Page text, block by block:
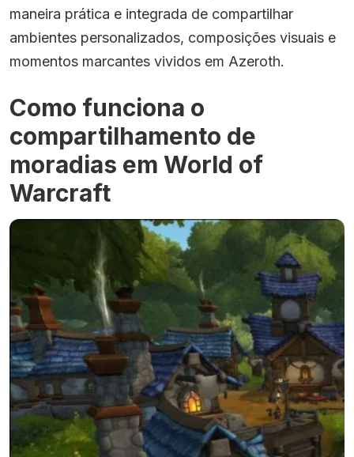
maneira prática e integrada de compartilhar
ambientes personalizados, composições visuais e
momentos marcantes vividos em Azeroth.
Como funciona o
compartilhamento de
moradias em World of
Warcraft